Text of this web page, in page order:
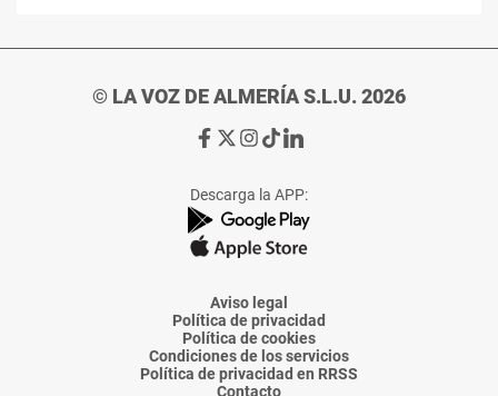
© LA VOZ DE ALMERÍA S.L.U. 2026
Ir
de
La
Voz
Almería
Ir
de
La
Voz
Almería
Ir
de
La
Voz
Almería
Ir
de
La
Voz
Almería
Ir
de
La
Voz
Descarga la APP:
Aviso legal
Política de privacidad
Política de cookies
Condiciones de los servicios
Política de privacidad en RRSS
Contacto